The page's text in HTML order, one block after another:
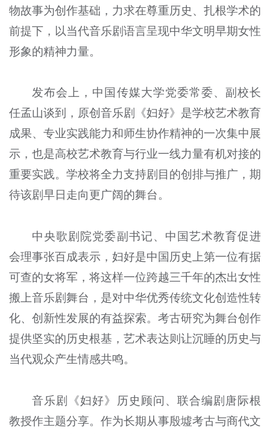
物故事为创作基础，力求在尊重历史、扎根学术的
前提下，以当代音乐剧语言呈现中华文明早期女性
形象的精神力量。
发布会上，中国传媒大学党委常委、副校长
任孟山谈到，原创音乐剧《妇好》是学校艺术教育
成果、专业实践能力和师生协作精神的一次集中展
示，也是高校艺术教育与行业一线力量有机对接的
重要实践。学校将全力支持剧目的创排与推广，期
待该剧早日走向更广阔的舞台。
中央歌剧院党委副书记、中国艺术教育促进
会理事张百成表示，妇好是中国历史上第一位有据
可查的女将军，将这样一位跨越三千年的杰出女性
搬上音乐剧舞台，是对中华优秀传统文化创造性转
化、创新性发展的有益探索。考古研究为舞台创作
提供坚实的历史根基，艺术表达则让沉睡的历史与
当代观众产生情感共鸣。
音乐剧《妇好》历史顾问、联合编剧唐际根
教授作主题分享。作为长期从事殷墟考古与商代文